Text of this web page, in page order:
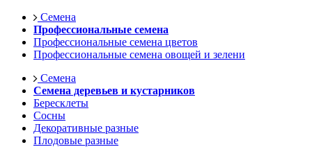
Семена
Профессиональные семена
Профессиональные семена цветов
Профессиональные семена овощей и зелени
Семена
Семена деревьев и кустарников
Бересклеты
Сосны
Декоративные разные
Плодовые разные